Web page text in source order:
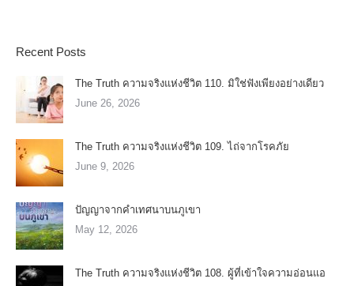
Recent Posts
The Truth ความจริงแห่งชีวิต 110. มิใช่ฟังเพียงอย่างเดียว
June 26, 2026
The Truth ความจริงแห่งชีวิต 109. ไถ่จากโรคภัย
June 9, 2026
ปัญญาจากคำเทศนาบนภูเขา
May 12, 2026
The Truth ความจริงแห่งชีวิต 108. ผู้ที่เข้าใจความอ่อนแอ